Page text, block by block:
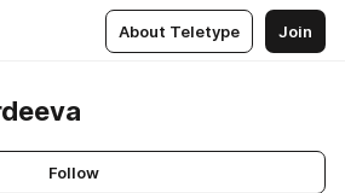
About Teletype Join
Follow